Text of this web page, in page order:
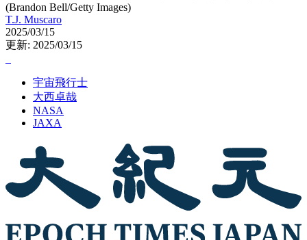
(Brandon Bell/Getty Images)
T.J. Muscaro
2025/03/15
更新: 2025/03/15
宇宙飛行士
大西卓哉
NASA
JAXA